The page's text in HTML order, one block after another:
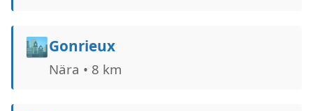
🏙️Gonrieux
Nära • 8 km